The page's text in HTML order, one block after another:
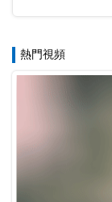
熱門視頻